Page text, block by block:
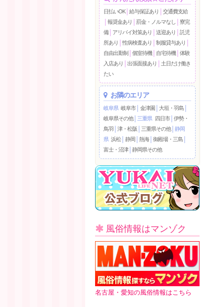
日払いOK 給与保証あり
交通費支給
報奨金あり 罰金・ノルマなし
寮完
備
アリバイ対策あり 送迎あり
託児
所あり
性病検査あり 制服貸与あり
自由出勤制
個室待機 自宅待機
体験
入店あり
出張面接あり
土日だけ働き
たい
お隣のエリア
岐阜県 岐阜市 金津園 大垣・羽島
岐阜県その他
三重県 四日市│ 伊勢・
鳥羽
津・松阪 三重県その他
静岡
県 浜松 静岡 熱海│ 御殿場・三島
富士・沼津
静岡県その他
風俗情報はマンゾク
名古屋・愛知の風俗情報はこちら